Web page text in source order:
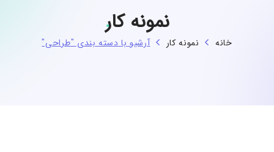
نمونه کار
خانه نمونه کار آرشیو با دسته بندی "طراحی"